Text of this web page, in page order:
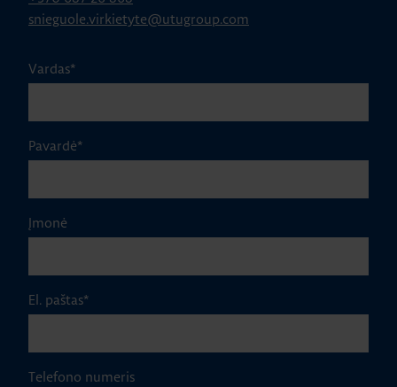
snieguole.virkietyte@utugroup.com
Vardas*
Pavardė*
Įmonė
El. paštas*
Telefono numeris